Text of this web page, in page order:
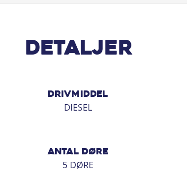
Detaljer
DRIVMIDDEL
DIESEL
ANTAL DØRE
5 DØRE